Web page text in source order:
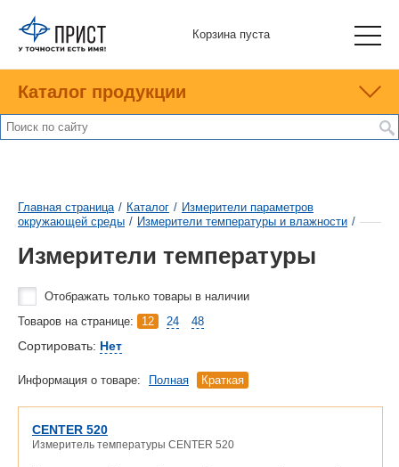
Корзина пуста
Каталог продукции
Главная страница / Каталог / Измерители параметров
окружающей среды / Измерители температуры и влажности /
Измерители температуры
Отображать только товары в наличии
Товаров на странице:
12 24 48
Сортировать: Нет
Информация о товаре: Полная Краткая
CENTER 520
Измеритель температуры CENTER 520